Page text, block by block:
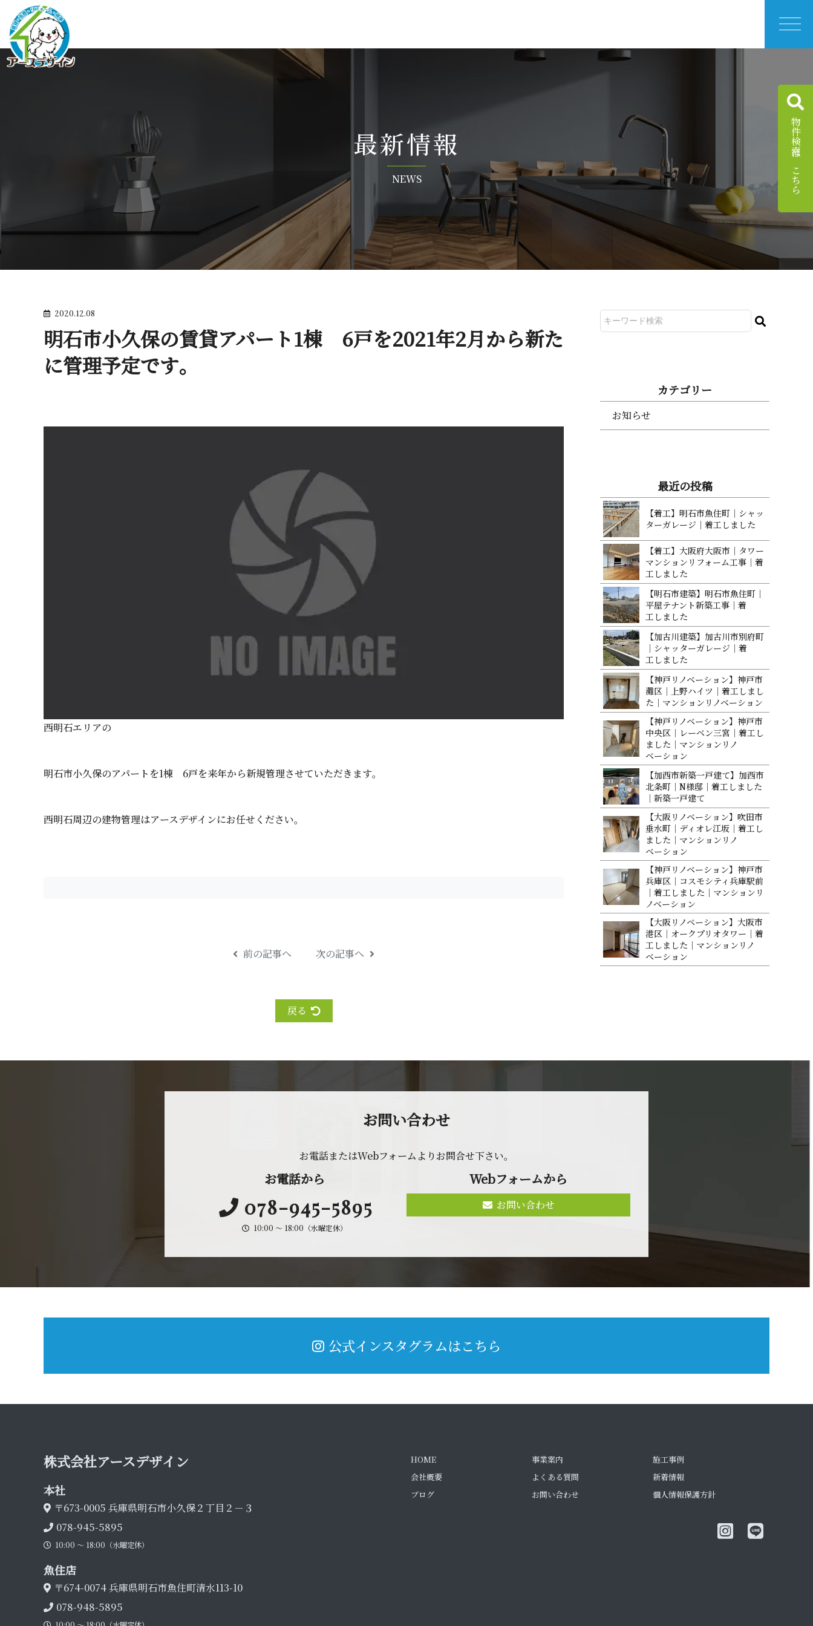
最 新 情 報
N E W S
2020.12.08
明石市小久保の賃貸アパート1棟 6戸を2021年2月から新た
に管理予 定 で す 。
西明石 エ リ ア の
明石市小久保のアパートを1棟 6戸を来年から新規管理させていただ き ま す 。
西明石周辺の建物管理はアースデザインにお任せく だ さ い 。
前の記事へ 次の記事へ
戻る
カ テ ゴ リ ー
お知らせ
最 近 の 投 稿
【着工】明石市魚住町｜シャッ
ターガレージ｜着工 し ま し た
【着工】大阪府大阪市｜タワー
マンションリフォーム工事｜着
工 し ま し た
【明石市建築】明石市魚住町｜
平屋テナント新築工事｜着
工 し ま し た
【加古川建築】加古川市別府町
｜シャッターガレージ｜着
工 し ま し た
【神戸リノベーション】神戸市
灘区｜上野ハイツ｜着工しまし
た｜マンションリノベ ー シ ョ ン
【神戸リノベーション】神戸市
中央区｜レーベン三宮｜着工し
ました｜マンションリノ
ベ ー シ ョ ン
【加西市新築一戸建て】加西市
北条町｜N様邸｜着工しました
｜新築 一 戸 建 て
【大阪リノベーション】吹田市
垂水町｜ディオレ江坂｜着工し
ました｜マンションリノ
ベ ー シ ョ ン
【神戸リノベーション】神戸市
兵庫区｜コスモシティ兵庫駅前
｜着工しました｜マンションリ
ノベ ー シ ョ ン
【大阪リノベーション】大阪市
港区｜オークプリオタワー｜着
工しました｜マンションリノ
ベ ー シ ョ ン
物件検索はこちら
お問 い 合 わ せ
お電話またはWebフォームよりお問合せ 下 さ い 。
お 電 話 か ら
078-945-5895
10:00 〜 18:00（水曜定休）
Webフォ ー ム か ら
お問い合わせ
公式インスタグラムはこちら
株式会社アース デ ザ イ ン
本 社
〒673-0005 兵庫県明石市小久保２丁目２－３
078-945-5895
10:00 〜 18:00（水曜定休）
魚 住 店
〒674-0074兵庫県明石市魚住町清水113-10
078-948-5895
HOME 事業案内
施工事例
会社概要
よくある質問
新着情報
ブログ
お問い合わせ 個人情報保護方針